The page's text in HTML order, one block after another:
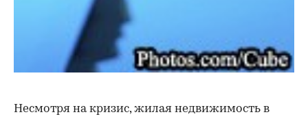
Несмотря на кризис, жилая недвижимость в